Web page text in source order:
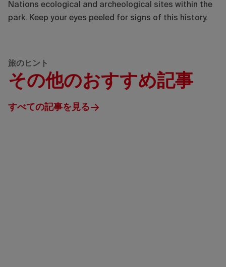
Nations ecological and archeological sites within the
park. Keep your eyes peeled for signs of this history.
旅のヒント
その他のおすすめ記事
すべての記事を見る